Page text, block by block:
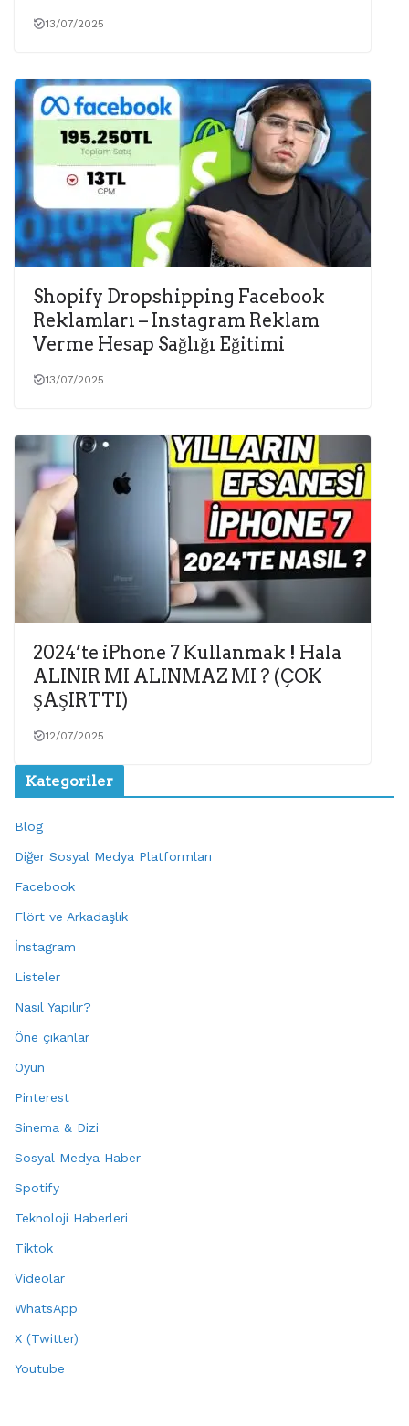
13/07/2025
Shopify Dropshipping Facebook
Reklamları – Instagram Reklam
Verme Hesap Sağlığı Eğitimi
13/07/2025
2024’te iPhone 7 Kullanmak ! Hala
ALINIR MI ALINMAZ MI ? (ÇOK
ŞAŞIRTTI)
12/07/2025
Kategoriler
Blog
Diğer Sosyal Medya Platformları
Facebook
Flört ve Arkadaşlık
İnstagram
Listeler
Nasıl Yapılır?
Öne çıkanlar
Oyun
Pinterest
Sinema & Dizi
Sosyal Medya Haber
Spotify
Teknoloji Haberleri
Tiktok
Videolar
WhatsApp
X (Twitter)
Youtube